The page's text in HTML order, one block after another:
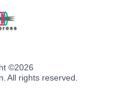
©2026
All rights reserved.